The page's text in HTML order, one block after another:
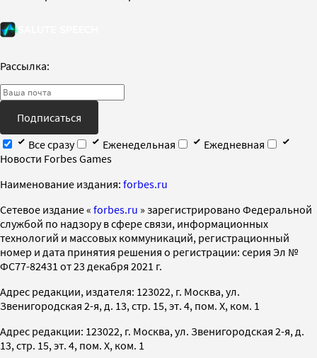
Рассылка:
Подписаться
Все сразу
Еженедельная
Ежедневная
Новости Forbes Games
Наименование издания: forbes.ru
Cетевое издание « forbes.ru » зарегистрировано Федеральной
службой по надзору в сфере связи, информационных
технологий и массовых коммуникаций, регистрационный
номер и дата принятия решения о регистрации: серия Эл №
ФС77-82431 от 23 декабря 2021 г.
Адрес редакции, издателя: 123022, г. Москва, ул.
Звенигородская 2-я, д. 13, стр. 15, эт. 4, пом. X, ком. 1
Адрес редакции: 123022, г. Москва, ул. Звенигородская 2-я, д.
13, стр. 15, эт. 4, пом. X, ком. 1